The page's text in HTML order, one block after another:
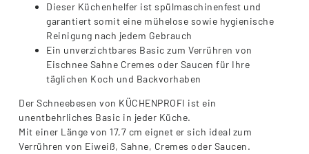
Dieser Küchenhelfer ist spülmaschinenfest und
garantiert somit eine mühelose sowie hygienische
Reinigung nach jedem Gebrauch
Ein unverzichtbares Basic zum Verrühren von
Eischnee Sahne Cremes oder Saucen für Ihre
täglichen Koch und Backvorhaben
Der Schneebesen von KÜCHENPROFI ist ein
unentbehrliches Basic in jeder Küche.
Mit einer Länge von 17,7 cm eignet er sich ideal zum
Verrühren von Eiweiß, Sahne, Cremes oder Saucen.